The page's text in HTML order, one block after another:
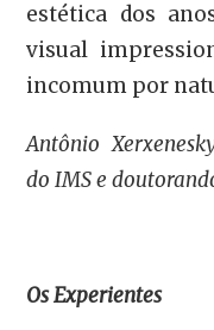
estética dos
visual
incomum por
Antônio
do IMS e
Os Experientes